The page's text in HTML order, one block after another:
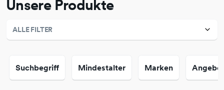
Unsere Produkte
ALLE FILTER
Suchbegriff Mindestalter Marken